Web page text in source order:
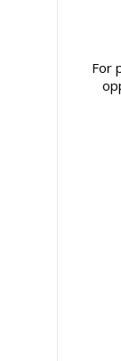
For